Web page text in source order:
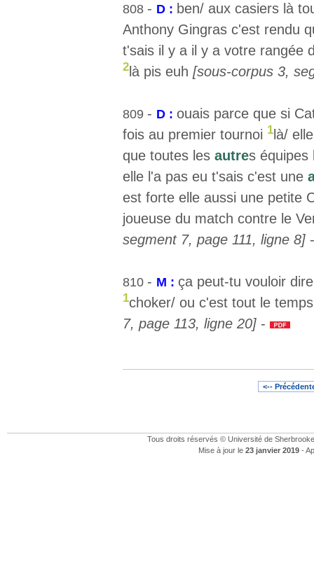
808 - D : ben/ aux casiers là
Anthony Gingras c'est rendu
t'sais il y a il y a votre rangée
2 là pis euh [sous-corpus 3,
809 - D : ouais parce que si
fois au premier tournoi 1 là/
que toutes les autres équipes
elle l'a pas eu t'sais c'est une
est forte elle aussi une petite
joueuse du match contre le
segment 7, page 111, ligne 8]
810 - M : ça peut-tu vouloir
1choker/ ou c'est tout le
7, page 113, ligne 20] -
<--
Tous droits réservés © Université de
Mise à jour le 23 janvier 2019-